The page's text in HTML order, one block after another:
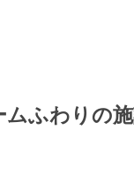
ふわりの